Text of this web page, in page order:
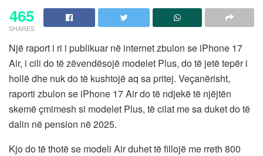
465
SHARES
Një raport i ri i publikuar në internet zbulon se iPhone 17
Air, i cili do të zëvendësojë modelet Plus, do të jetë tepër i
hollë dhe nuk do të kushtojë aq sa pritej. Veçanërisht,
raporti zbulon se iPhone 17 Air do të ndjekë të njëjtën
skemë çmimesh si modelet Plus, të cilat me sa duket do të
dalin në pension në 2025.
Kjo do të thotë se modeli Air duhet të fillojë me rreth 800